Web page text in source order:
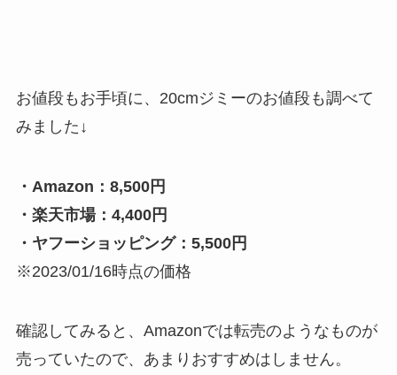
お値段もお手頃に、20cmジミーのお値段も調べて
みました↓
・Amazon：8,500円
・楽天市場：4,400円
・ヤフーショッピング：5,500円
※2023/01/16時点の価格
確認してみると、Amazonでは転売のようなものが
売っていたので、あまりおすすめはしません。